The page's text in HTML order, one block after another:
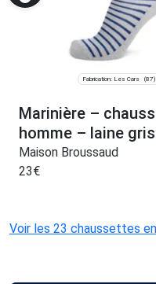
Fabrication: Les Cars (87)
Marinière –
homme – laine
Maison Broussaud
23€
Voir les 23 chaussettes